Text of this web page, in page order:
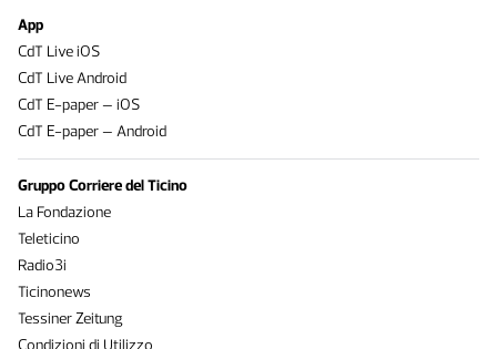
App
CdT Live iOS
CdT Live Android
CdT E-paper – iOS
CdT E-paper – Android
Gruppo Corriere del Ticino
La Fondazione
Teleticino
Radio3i
Ticinonews
Tessiner Zeitung
Condizioni di Utilizzo